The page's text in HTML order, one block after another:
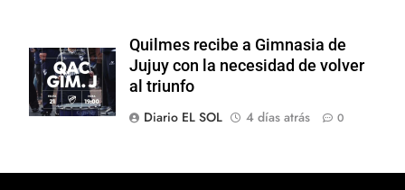
Quilmes recibe a Gimnasia de
Jujuy con la necesidad de volver
al triunfo
Diario EL SOL
4 días atrás 0